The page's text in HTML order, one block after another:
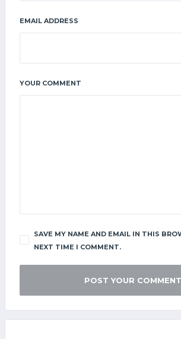
EMAIL ADDRESS
YOUR COMMENT
SAVE MY NAME AND EMAIL IN THIS
NEXT TIME I COMMENT.